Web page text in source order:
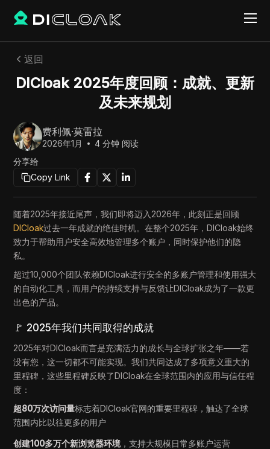
返回
DICloak 2025年度回顾：成就、更新
及未来规划
费利佩·莫雷拉
2026年1月 4 分钟 阅读
分享给
Copy Link
随着2025年接近尾声，我们即将迈入2026年，此刻正是回顾
DICloak过去一年成就的绝佳时机。在整个2025年，DICloak始终
致力于帮助用户安全高效地管理多个账户，同时保护他们的隐
私。
超过10,000个团队依赖DICloak进行安全的多账户管理和使用强大
的自动化工具，而用户的持续支持与反馈让DICloak成为了一款更
出色的产品。
🚩 2025年我们共同取得的成就
2025年对DICloak而言是充满活力的成长与全球扩张之年——若
没有您，这一切都不可能实现。我们共同达成了多项意义重大的
里程碑，这些里程碑反映了DICloak在全球范围内的应用与信任程
度：
超80万次访问量标志着DICloak官网的重要里程碑，触达了全球
范围内比以往更多的用户
创建100多万个新浏览器环境 ，支持大规模日常多账户运营